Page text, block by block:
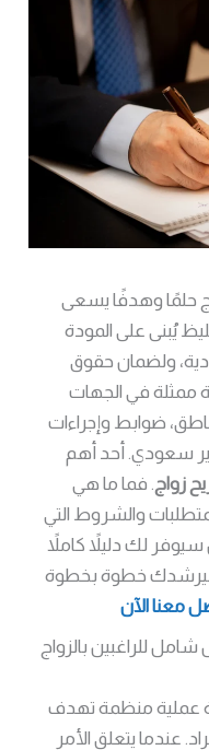
حلمًا وهدفًا يسعى
يُبنى على المودة
ولضمان حقوق
ممثلة في الجهات
ضوابط وإجراءات
سعودي. أحد أهم
زواج. فما ما هي
والشروط التي
سيوفر لك دليلاً كاملاً
خطوة بخطوة
معنا الآن
للراغبين بالزواج
عملية منظمة تهدف
عندما يتعلق الأمر